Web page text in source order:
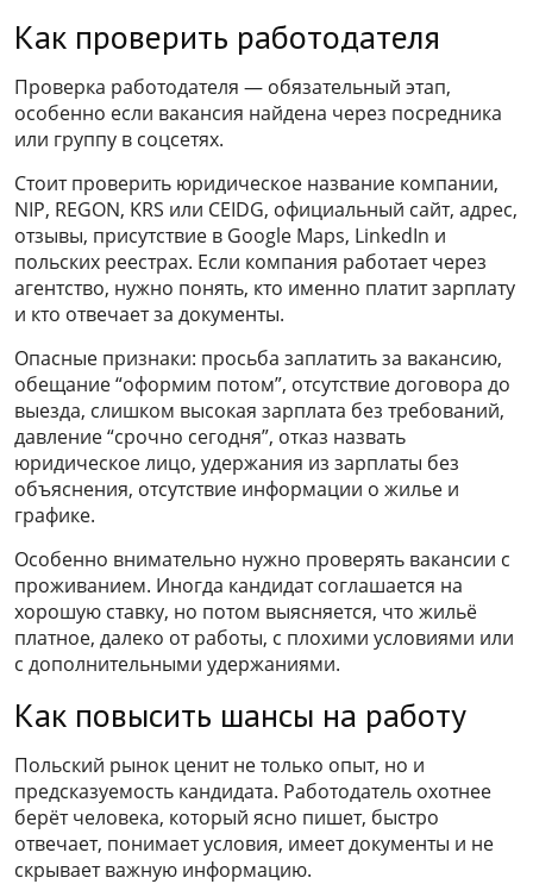
Как проверить работодателя
Проверка работодателя — обязательный этап,
особенно если вакансия найдена через посредника
или группу в соцсетях.
Стоит проверить юридическое название компании,
NIP, REGON, KRS или CEIDG, официальный сайт, адрес,
отзывы, присутствие в Google Maps, LinkedIn и
польских реестрах. Если компания работает через
агентство, нужно понять, кто именно платит зарплату
и кто отвечает за документы.
Опасные признаки: просьба заплатить за вакансию,
обещание “оформим потом”, отсутствие договора до
выезда, слишком высокая зарплата без требований,
давление “срочно сегодня”, отказ назвать
юридическое лицо, удержания из зарплаты без
объяснения, отсутствие информации о жилье и
графике.
Особенно внимательно нужно проверять вакансии с
проживанием. Иногда кандидат соглашается на
хорошую ставку, но потом выясняется, что жильё
платное, далеко от работы, с плохими условиями или
с дополнительными удержаниями.
Как повысить шансы на работу
Польский рынок ценит не только опыт, но и
предсказуемость кандидата. Работодатель охотнее
берёт человека, который ясно пишет, быстро
отвечает, понимает условия, имеет документы и не
скрывает важную информацию.